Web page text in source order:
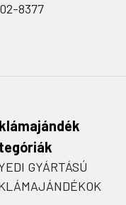
8377
GYÁRTÁSÚ